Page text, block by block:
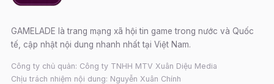
GAMELADE là trang mạng xã hội tin game trong nước và Quốc
tế, cập nhật nội dung nhanh nhất tại Việt Nam.
Công ty chủ quản: Công ty TNHH MTV Xuân Diệu Media
Chịu trách nhiệm nội dung: Nguyễn Xuân Chính